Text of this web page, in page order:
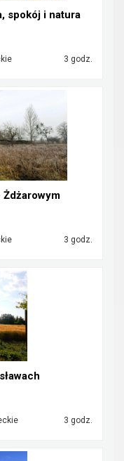
spokój i natura
3 godz.
Żdżarowym
3 godz.
3 godz.